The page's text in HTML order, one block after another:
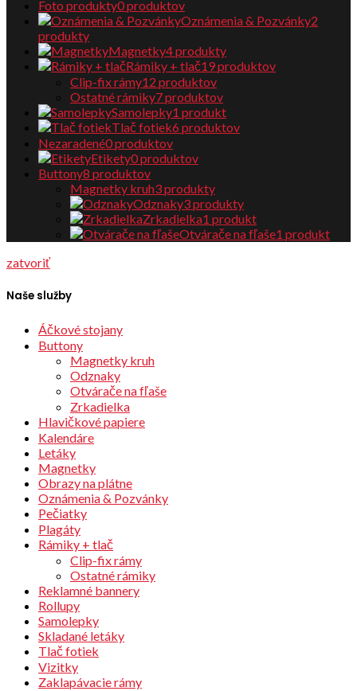
Foto produkty0produktov
Oznámenia & Pozvánky2
produkty
Magnetky4produkty
Rámiky + tlač19produktov
Clip-fix rámy12 produktov
Ostatné rámiky7produktov
Samolepky1 produkt
Tlač fotiek6 produktov
Nezaradené0produktov
Etikety0produktov
Buttony8 produktov
Magnetky kruh3produkty
Odznaky3produkty
Zrkadielka1 produkt
Otvárače na fľaše1 produkt
zatvoriť
Naše služby
Áčkové stojany
Buttony
Magnetky kruh
Odznaky
Otvárače na fľaše
Zrkadielka
Hlavičkové papiere
Kalendáre
Letáky
Magnetky
Obrazy na plátne
Oznámenia & Pozvánky
Pečiatky
Plagáty
Rámiky + tlač
Clip-fix rámy
Ostatné rámiky
Reklamné bannery
Rollupy
Samolepky
Skladané letáky
Tlač fotiek
Vizitky
Zaklapávacie rámy